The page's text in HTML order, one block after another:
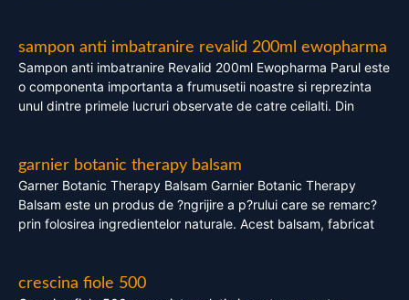
sampon anti imbatranire revalid 200ml ewopharma
Sampon anti imbatranire Revalid 200ml Ewopharma Parul este
o componenta importanta a frumusetii noastre si reprezinta
unul dintre primele lucruri observate de catre ceilalti. Din
garnier botanic therapy balsam
Garner Botanic Therapy Balsam Garnier Botanic Therapy
Balsam este un produs de ?ngrijire a p?rului care se remarc?
prin folosirea ingredientelor naturale. Acest balsam, fabricat
crescina fiole 500